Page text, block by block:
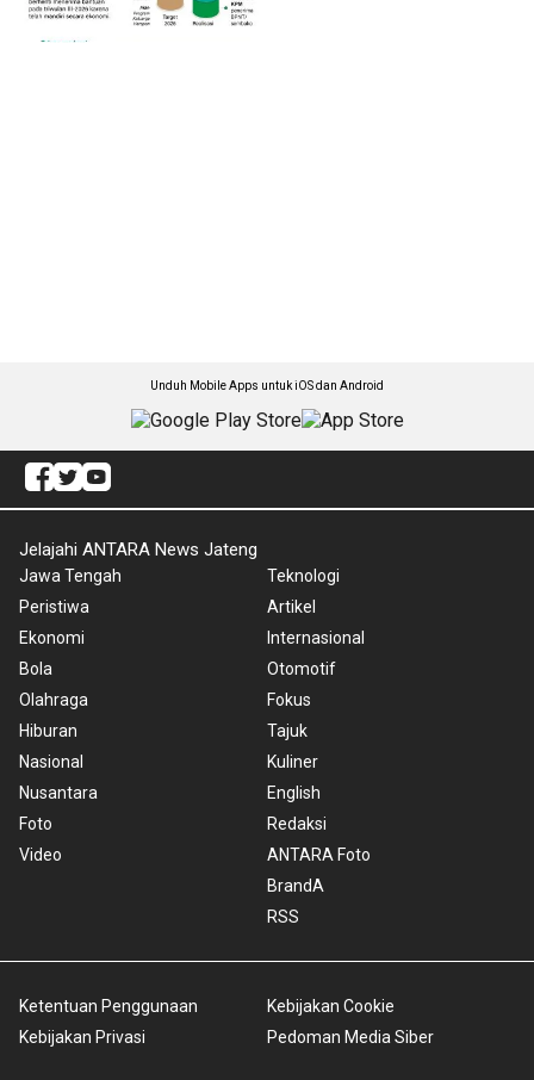
Unduh Mobile Apps untuk iOS dan Android
Jelajahi ANTARA News Jateng
Jawa Tengah
Peristiwa
Ekonomi
Bola
Olahraga
Hiburan
Nasional
Nusantara
Foto
Video
Teknologi
Artikel
Internasional
Otomotif
Fokus
Tajuk
Kuliner
English
Redaksi
ANTARA Foto
BrandA
RSS
Ketentuan Penggunaan
Kebijakan Privasi
Kebijakan Cookie
Pedoman Media Siber